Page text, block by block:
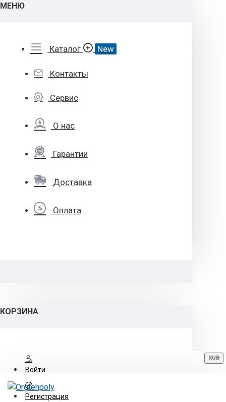
МЕНЮ
Каталог New
Контакты
Сервис
О нас
Гарантии
Доставка
Оплата
КОРЗИНА
Войти
Регистрация
RUB